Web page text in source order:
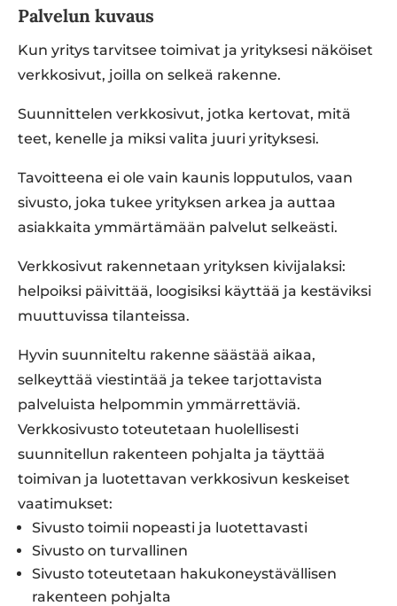
Palvelun kuvaus
Kun yritys tarvitsee toimivat ja yrityksesi näköiset
verkkosivut, joilla on selkeä rakenne.
Suunnittelen verkkosivut, jotka kertovat, mitä
teet, kenelle ja miksi valita juuri yrityksesi.
Tavoitteena ei ole vain kaunis lopputulos, vaan
sivusto, joka tukee yrityksen arkea ja auttaa
asiakkaita ymmärtämään palvelut selkeästi.
Verkkosivut rakennetaan yrityksen kivijalaksi:
helpoiksi päivittää, loogisiksi käyttää ja kestäviksi
muuttuvissa tilanteissa.
Hyvin suunniteltu rakenne säästää aikaa,
selkeyttää viestintää ja tekee tarjottavista
palveluista helpommin ymmärrettäviä.
Verkkosivusto toteutetaan huolellisesti
suunnitellun rakenteen pohjalta ja täyttää
toimivan ja luotettavan verkkosivun keskeiset
vaatimukset:
Sivusto toimii nopeasti ja luotettavasti
Sivusto on turvallinen
Sivusto toteutetaan hakukoneystävällisen
rakenteen pohjalta